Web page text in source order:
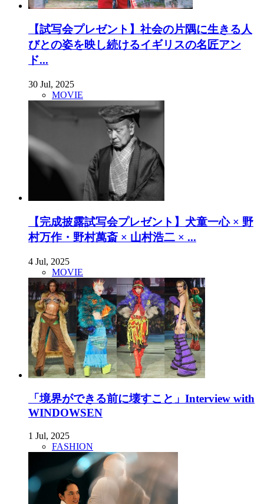
【試写会プレゼント】社会の片隅に生きる人
びとの姿を映し続けるイギリスの名匠アン
ド...
30 Jul, 2025
MOVIE
【完成披露試写会プレゼント】犬童一心 × 野
村万作・野村萬斎 × 山村浩二 × ...
4 Jul, 2025
MOVIE
「境界ができる前に壊すこと」Interview with
WINDOWSEN
1 Jul, 2025
FASHION